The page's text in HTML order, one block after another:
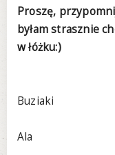
Proszę,
byłam strasznie
w łóżku:)
Buziaki
Ala